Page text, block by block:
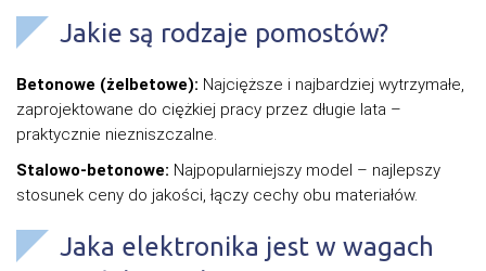
Jakie są rodzaje pomostów?
Betonowe (żelbetowe): Najcięższe i najbardziej wytrzymałe,
zaprojektowane do ciężkiej pracy przez długie lata –
praktycznie niezniszczalne.
Stalowo-betonowe: Najpopularniejszy model – najlepszy
stosunek ceny do jakości, łączy cechy obu materiałów.
Jaka elektronika jest w wagach